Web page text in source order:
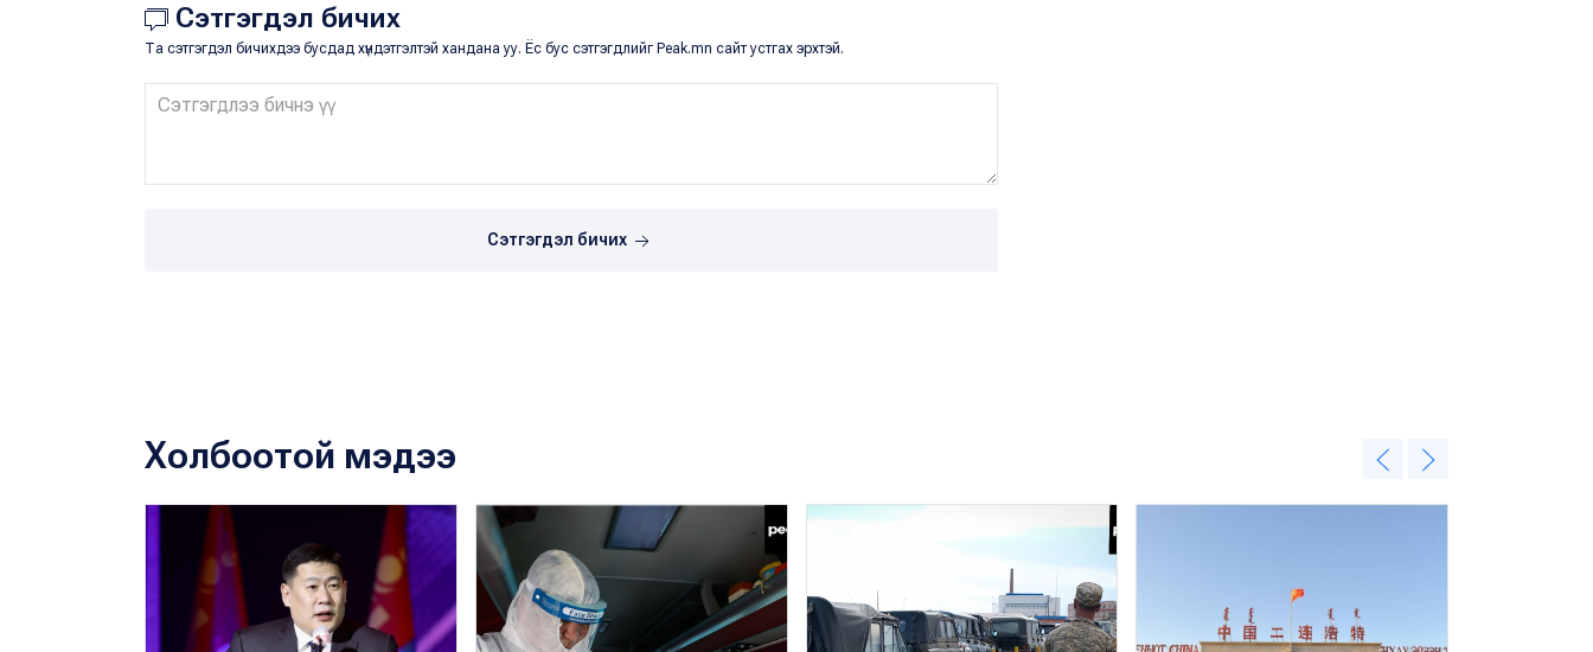
Сэтгэгдэл бичих
Та сэтгэгдэл бичихдээ бусдад хүндэтгэлтэй хандана уу. Ёс бус сэтгэгдлийг Peak.mn сайт устгах эрхтэй.
Сэтгэгдэл бичих
Холбоотой мэдээ